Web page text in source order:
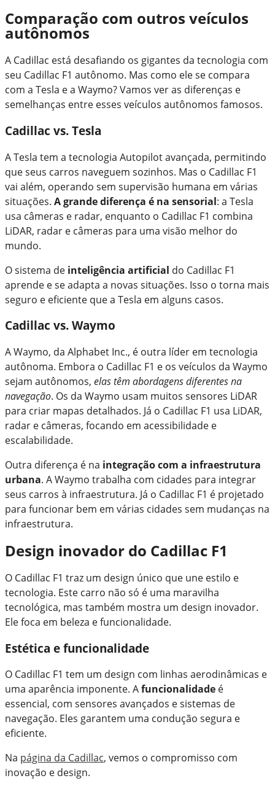
Comparação com outros veículos
autônomos
A Cadillac está desafiando os gigantes da tecnologia com
seu Cadillac F1 autônomo. Mas como ele se compara
com a Tesla e a Waymo? Vamos ver as diferenças e
semelhanças entre esses veículos autônomos famosos.
Cadillac vs. Tesla
A Tesla tem a tecnologia Autopilot avançada, permitindo
que seus carros naveguem sozinhos. Mas o Cadillac F1
vai além, operando sem supervisão humana em várias
situações. A grande diferença é na sensorial: a Tesla
usa câmeras e radar, enquanto o Cadillac F1 combina
LiDAR, radar e câmeras para uma visão melhor do
mundo.
O sistema de inteligência artificial do Cadillac F1
aprende e se adapta a novas situações. Isso o torna mais
seguro e eficiente que a Tesla em alguns casos.
Cadillac vs. Waymo
A Waymo, da Alphabet Inc., é outra líder em tecnologia
autônoma. Embora o Cadillac F1 e os veículos da Waymo
sejam autônomos, elas têm abordagens diferentes na
navegação. Os da Waymo usam muitos sensores LiDAR
para criar mapas detalhados. Já o Cadillac F1 usa LiDAR,
radar e câmeras, focando em acessibilidade e
escalabilidade.
Outra diferença é na integração com a infraestrutura
urbana. A Waymo trabalha com cidades para integrar
seus carros à infraestrutura. Já o Cadillac F1 é projetado
para funcionar bem em várias cidades sem mudanças na
infraestrutura.
Design inovador do Cadillac F1
O Cadillac F1 traz um design único que une estilo e
tecnologia. Este carro não só é uma maravilha
tecnológica, mas também mostra um design inovador.
Ele foca em beleza e funcionalidade.
Estética e funcionalidade
O Cadillac F1 tem um design com linhas aerodinâmicas e
uma aparência imponente. Afuncionalidade é
essencial, com sensores avançados e sistemas de
navegação. Eles garantem uma condução segura e
eficiente.
Na página da Cadillac, vemos o compromisso com
inovação e design.